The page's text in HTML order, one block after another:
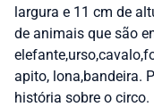
largura e 11 cm de
de animais que são
apito, lona,bandeira.
história sobre o circo.